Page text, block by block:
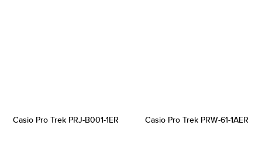
Casio Pro Trek PRJ-B001-1ER Casio Pro Trek PRW-61-1AER